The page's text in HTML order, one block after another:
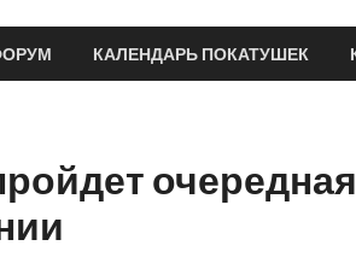
КАЛЕНДАРЬ ПОКАТУШЕК